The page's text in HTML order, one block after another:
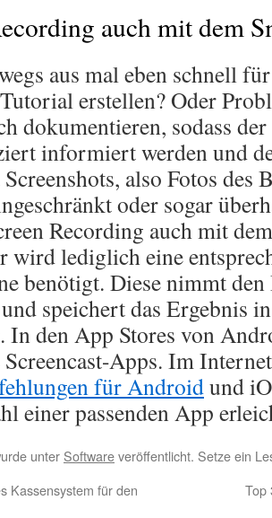
auch mit dem
aus mal eben schnell
erstellen? Oder
dokumentieren, sodass
informiert werden und
also Fotos des
oder sogar
Recording auch mit
wird lediglich eine
benötigt. Diese nimmt
speichert das Ergebnis
In den App Stores von
Apps. Im
für Androidund
einer passenden App
unter Softwareveröffentlicht. Setze ein
Kassensystem für den
Top